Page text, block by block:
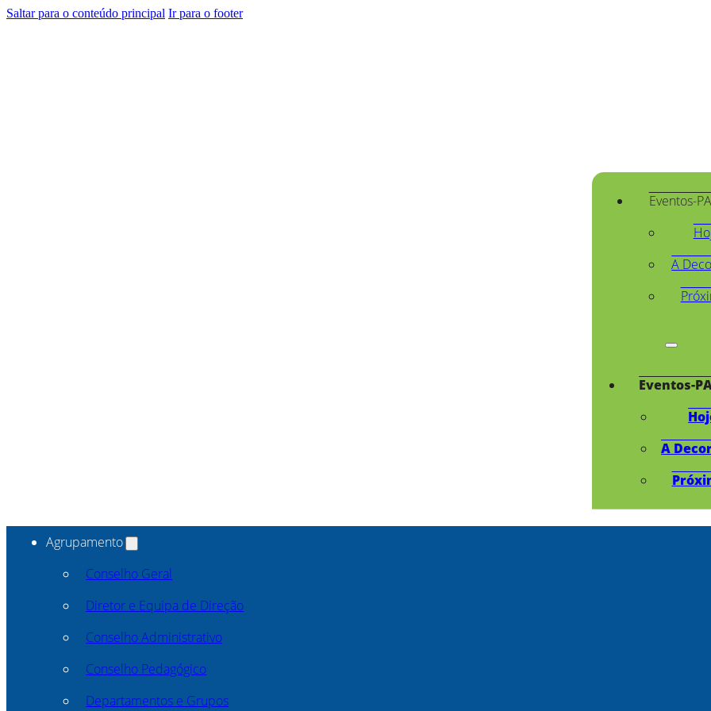
Saltar para o conteúdo principal Ir para o footer
Eventos-
A
Eventos-
A
Agrupamento
Conselho Geral
Diretor e Equipa de Direção
Conselho Administrativo
Conselho Pedagógico
Departamentos e Grupos